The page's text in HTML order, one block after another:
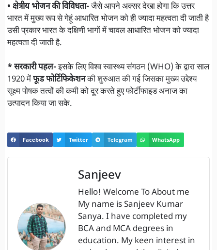
• क्षेत्रीय भोजन की विविधता-जैसे आपने अक्सर देखा होगा कि उत्तर
भारत में मुख्य रूप से गेहूं आधारित भोजन को ही ज्यादा महत्वता दी जाती है
उसी प्रकार भारत के दक्षिणी भागों में चावल आधारित भोजन को ज्यादा
महत्वता दी जाती है.
* सरकारी पहल-इसके लिए विश्व स्वास्थ्य संगठन (WHO) के द्वारा साल
1920 मेंफूड फोर्टिफिकेशनकी शुरुआत की गई जिसका मुख्य उद्देश्य
सूक्ष्म पोषक तत्वों की कमी को दूर करते हुए फोर्टीफाइड अनाज का
उत्पादन किया जा सके.
Facebook Twitter Telegram WhatsApp
Sanjeev
Hello! Welcome To About me
My name is Sanjeev Kumar
Sanya. I have completed my
BCA and MCA degrees in
education. My keen interest in